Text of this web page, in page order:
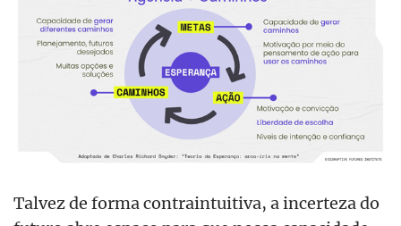
Talvez de forma contraintuitiva, a incerteza do